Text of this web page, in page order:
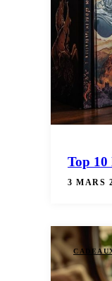
Top 10
3 MARS